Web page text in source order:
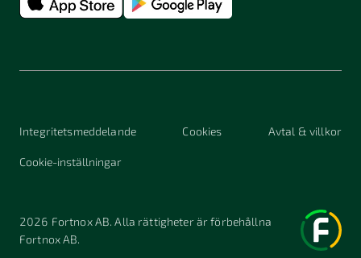
Integritetsmeddelande Cookies Avtal & villkor
Cookie-inställningar
2026 Fortnox AB. Alla rättigheter är förbehållna
Fortnox AB.